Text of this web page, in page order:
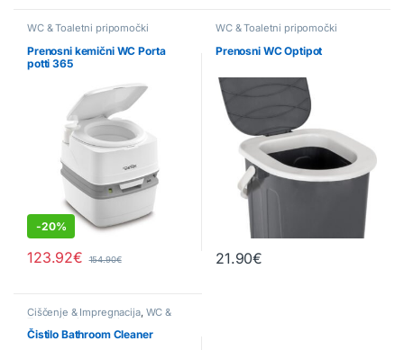
WC & Toaletni pripomočki
Prenosni kemični WC Porta
potti 365
-20%
123.92€ 154.90€
WC & Toaletni pripomočki
Prenosni WC Optipot
21.90€
Čiščenje & Impregnacija, WC &
Toaletni pripomočki
Čistilo Bathroom Cleaner